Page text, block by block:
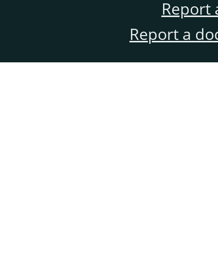
Report
Report a